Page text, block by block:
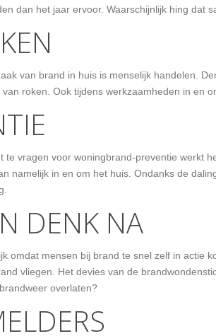
dan het jaar ervoor. Waarschijnlijk hing dat
van brand in huis is menselijk handelen.
roken. Ook tijdens werkzaamheden in en
te vragen voor woningbrand-preventie werkt
namelijk in en om het huis. Ondanks de
DENK NA
omdat mensen bij brand te snel zelf in actie
vliegen. Het devies van de
overlaten?